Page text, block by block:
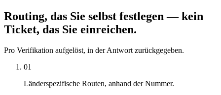
Routing, das Sie selbst festlegen — kein
Ticket, das Sie einreichen.
Pro Verifikation aufgelöst, in der Antwort zurückgegeben.
01
Länderspezifische Routen, anhand der Nummer.